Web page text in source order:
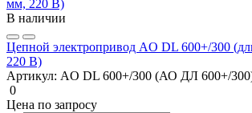
В наличии
Цепной электропривод AO DL 600+/300
220 В)
Артикул: AO DL 600+/300 (АО ДЛ 600+/
0
Цена по запросу